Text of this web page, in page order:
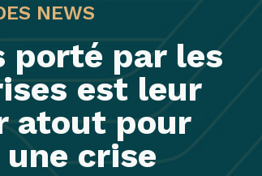
NEWS
porté par les
est leur
atout pour
crise